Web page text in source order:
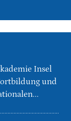
Insel
und